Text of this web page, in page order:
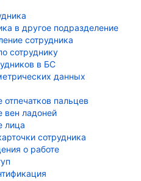
в другое подразделение
сотрудника
сотруднику
в БС
данных
пальцев
вен ладоней
лица
сотрудника
о работе